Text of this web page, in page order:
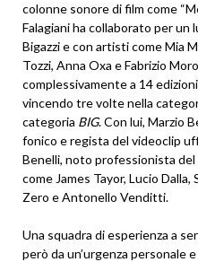
colonne sonore di film come
Falagiani ha collaborato per un
Bigazzi e con artisti come Mia
Tozzi, Anna Oxa e Fabrizio
complessivamente a 14
vincendo tre volte nella
categoria BIG. Con lui, Marzio
fonico e regista del videoclip
Benelli, noto professionista
come James Tayor, Lucio
Zero e Antonello Venditti.
Una squadra di esperienza a
però da un’urgenza personale